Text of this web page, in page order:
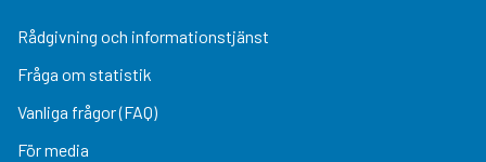
Rådgivning och informationstjänst
Fråga om statistik
Vanliga frågor (FAQ)
För media